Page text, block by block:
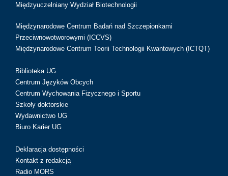
Międzyuczelniany Wydział Biotechnologii
Międzynarodowe Centrum Badań nad Szczepionkami
Przeciwnowotworowymi (ICCVS)
Międzynarodowe Centrum Teorii Technologii Kwantowych (ICTQT)
Biblioteka UG
Centrum Języków Obcych
Centrum Wychowania Fizycznego i Sportu
Szkoły doktorskie
Wydawnictwo UG
Biuro Karier UG
Deklaracja dostępności
Kontakt z redakcją
Radio MORS